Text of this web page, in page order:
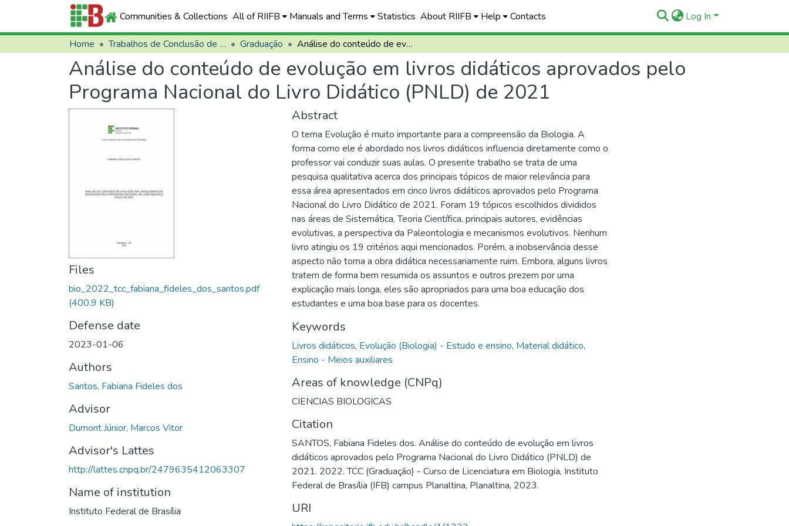
Communities & Collections All of RIIFB Manuals and Terms Statistics About RIIFB Help Contacts Log In
Home Trabalhos de Conclusão de Curso (TCCs) Graduação Análise do conteúdo de evolução em livros didáticos aprovados pelo Programa Nacional do Livro Didático (PNLD) de 2021
Análise do conteúdo de evolução em livros didáticos aprovados pelo
Programa Nacional do Livro Didático (PNLD) de 2021
Files
bio_2022_tcc_fabiana_fideles_dos_santos.pdf
(400.9 KB)
Defense date
2023-01-06
Authors
Santos, Fabiana Fideles dos
Advisor
Dumont Júnior, Marcos Vitor
Advisor's Lattes
http://lattes.cnpq.br/2479635412063307
Name of institution
Instituto Federal de Brasília
Abstract
O tema Evolução é muito importante para a compreensão da Biologia. A
forma como ele é abordado nos livros didáticos influencia diretamente como o
professor vai conduzir suas aulas. O presente trabalho se trata de uma
pesquisa qualitativa acerca dos principais tópicos de maior relevância para
essa área apresentados em cinco livros didáticos aprovados pelo Programa
Nacional do Livro Didático de 2021. Foram 19 tópicos escolhidos divididos
nas áreas de Sistemática, Teoria Científica, principais autores, evidências
evolutivas, a perspectiva da Paleontologia e mecanismos evolutivos. Nenhum
livro atingiu os 19 critérios aqui mencionados. Porém, a inobservância desse
aspecto não torna a obra didática necessariamente ruim. Embora, alguns livros
tratem de forma bem resumida os assuntos e outros prezem por uma
explicação mais longa, eles são apropriados para uma boa educação dos
estudantes e uma boa base para os docentes.
Keywords
Livros didáticos, Evolução (Biologia) - Estudo e ensino, Material didático,
Ensino - Meios auxiliares
Areas of knowledge (CNPq)
CIENCIAS BIOLOGICAS
Citation
SANTOS, Fabiana Fideles dos. Análise do conteúdo de evolução em livros
didáticos aprovados pelo Programa Nacional do Livro Didático (PNLD) de
2021. 2022. TCC (Graduação) - Curso de Licenciatura em Biologia, Instituto
Federal de Brasília (IFB) campus Planaltina, Planaltina, 2023.
URI